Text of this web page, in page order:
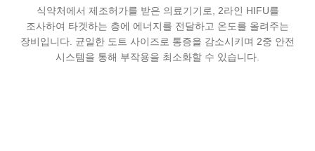
식약처에서 제조허가를 받은 의료기기로, 2라인 HIFU를
조사하여 타겟하는 층에 에너지를 전달하고 온도를 올려주는
장비입니다. 균일한 도트 사이즈로 통증을 감소시키며 2중 안전
시스템을 통해 부작용을 최소화할 수 있습니다.